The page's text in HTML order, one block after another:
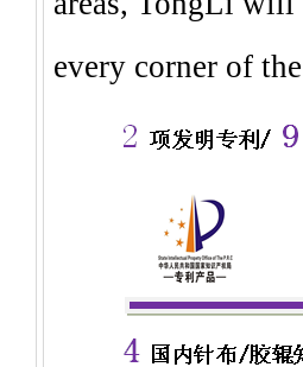
every corner of